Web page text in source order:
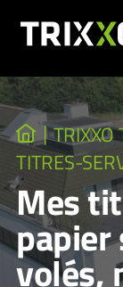
TRIXXO
TITRES-
Mes
papier
volés,